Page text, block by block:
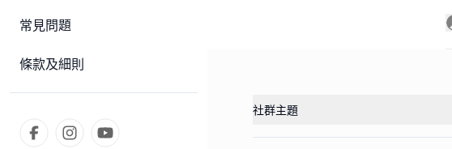
常見問題
條款及細則
社群主題